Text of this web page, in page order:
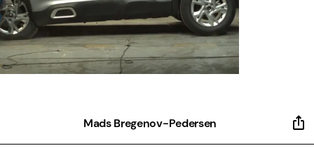
Mads Bregenov-Pedersen